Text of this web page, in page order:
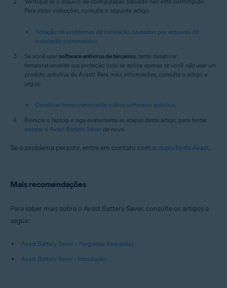
Para obter instruções, consulte o seguinte artigo:
Solução de problemas de instalação causados por arquivos de
instalação corrompidos
Se você usar software antivírus de terceiros , tente desativar
temporariamente sua proteção (isso se aplica apenas se você não usar um
produto antivírus da Avast). Para mais informações, consulte o artigo a
seguir:
Desativar temporariamente outros softwares antivírus
Reinicie o laptop e siga exatamente as etapas deste artigo, para tentar
instalar o Avast Battery Saver de novo.
Se o problema persistir, entre em contato com o suporte da Avast.
Mais recomendações
Para saber mais sobre o Avast Battery Saver, consulte os artigos a
seguir:
Avast Battery Saver – Perguntas frequentes
Avast Battery Saver - Introdução